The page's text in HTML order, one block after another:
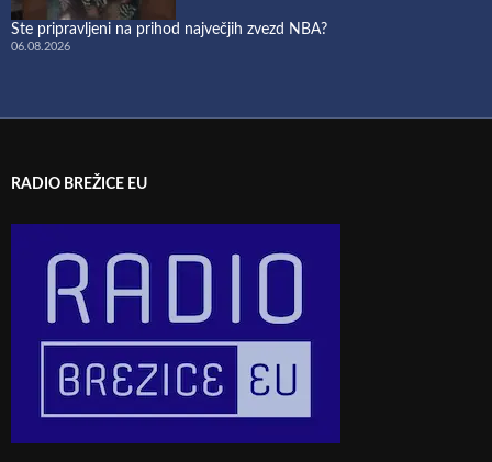
Ste pripravljeni na prihod največjih zvezd NBA?
06.08.2026
RADIO BREŽICE EU